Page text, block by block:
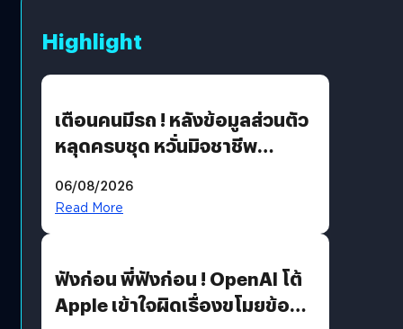
Highlight
เตือนคนมีรถ ! หลังข้อมูลส่วนตัว
หลุดครบชุด หวั่นมิจชาชีพ
รหัสผ่านหลุด ไม่ใช่แฮ็กเกอร์
06/08/2026
Read More
ฟังก่อน พี่ฟังก่อน ! OpenAI โต้
Apple เข้าใจผิดเรื่องขโมยข้อมูล